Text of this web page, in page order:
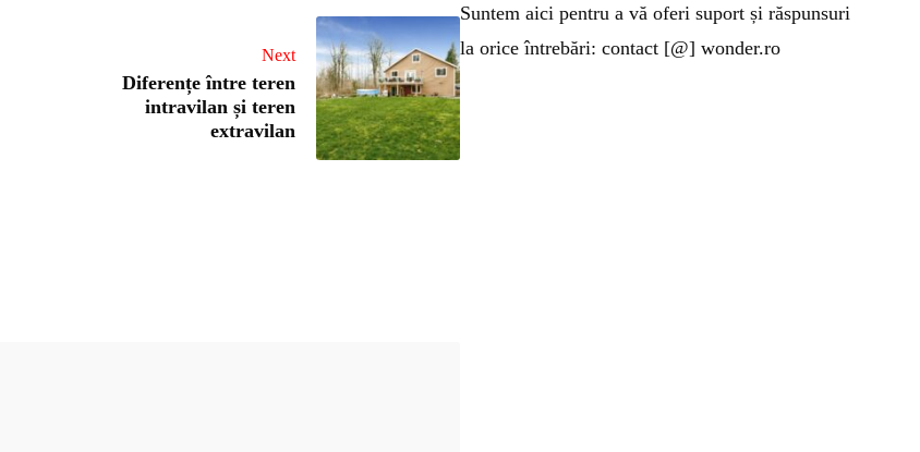
Next
Diferențe între teren
intravilan și teren
extravilan
Suntem aici pentru a vă oferi suport și răspunsuri
la orice întrebări: contact [@] wonder.ro